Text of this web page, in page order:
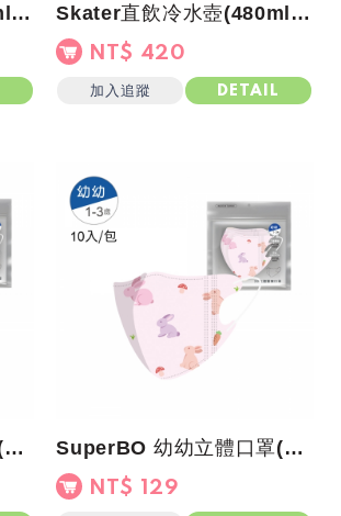
Skater直飲冷水壺(480ml)皮卡丘啾咪 Skater直飲冷水壺(480ml)大耳狗 FANCY
NT$ 420
加入追蹤 DETAIL
SuperBO 幼幼立體口罩(10入/包)美人魚 SuperBO 幼幼立體口罩(10入/包)兔兔
NT$ 129